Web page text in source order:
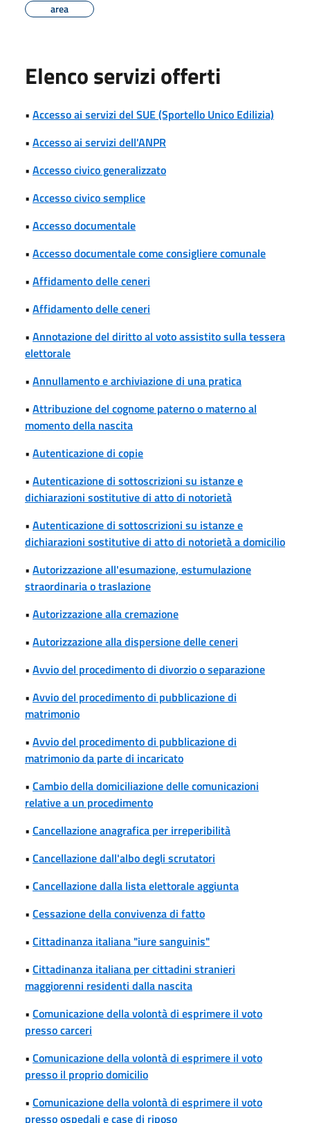
area
Elenco servizi offerti
• Accesso ai servizi del SUE (Sportello Unico Edilizia)
• Accesso ai servizi dell'ANPR
• Accesso civico generalizzato
• Accesso civico semplice
• Accesso documentale
• Accesso documentale come consigliere comunale
• Affidamento delle ceneri
• Affidamento delle ceneri
• Annotazione del diritto al voto assistito sulla tessera
elettorale
• Annullamento e archiviazione di una pratica
• Attribuzione del cognome paterno o materno al
momento della nascita
• Autenticazione di copie
• Autenticazione di sottoscrizioni su istanze e
dichiarazioni sostitutive di atto di notorietà
• Autenticazione di sottoscrizioni su istanze e
dichiarazioni sostitutive di atto di notorietà a domicilio
• Autorizzazione all'esumazione, estumulazione
straordinaria o traslazione
• Autorizzazione alla cremazione
• Autorizzazione alla dispersione delle ceneri
• Avvio del procedimento di divorzio o separazione
• Avvio del procedimento di pubblicazione di
matrimonio
• Avvio del procedimento di pubblicazione di
matrimonio da parte di incaricato
• Cambio della domiciliazione delle comunicazioni
relative a un procedimento
• Cancellazione anagrafica per irreperibilità
• Cancellazione dall'albo degli scrutatori
• Cancellazione dalla lista elettorale aggiunta
• Cessazione della convivenza di fatto
• Cittadinanza italiana "iure sanguinis"
• Cittadinanza italiana per cittadini stranieri
maggiorenni residenti dalla nascita
• Comunicazione della volontà di esprimere il voto
presso carceri
• Comunicazione della volontà di esprimere il voto
presso il proprio domicilio
• Comunicazione della volontà di esprimere il voto
presso ospedali e case di riposo